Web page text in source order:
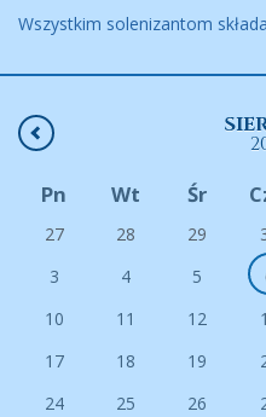
Wszystkim solenizantom
Pn Wt Śr
27 28 29
3
4 5
10
11 12
17
18 19
24
25 26